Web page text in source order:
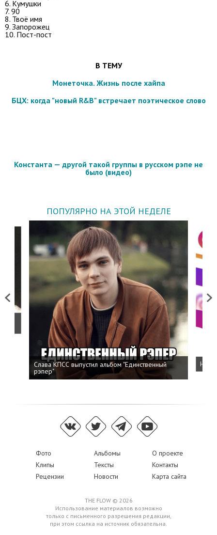
6. Кумушки
7. 90
8. Твоё имя
9. Запорожец
10. Пост-пост
В ТЕМУ
Монеточка. Жизнь после хайпа
БЦХ: когда "новый R&B" встречает поэтическое слово
Константа — другой такой группы в русском рэпе не
было (видео)
ПОПУЛЯРНО НА ЭТОЙ НЕДЕЛЕ
Previous
Слава КПСС выпустил альбом "Единственный
рэпер"
Next
Фото Альбомы
О проекте
Клипы
Тексты
Контакты
Рецензии
Новости Карта сайта
THE FLOW © 2026
Использование материалов возможно
только с письменного разрешения редакции,
при этом ссылка на источник обязательна.